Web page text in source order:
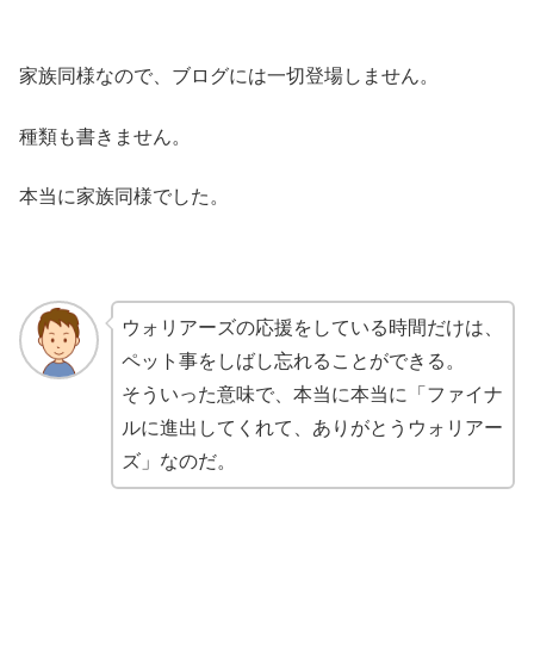
家族同様なので、ブログには一切登場しません。
種類も書きません。
本当に家族同様でした。
ウォリアーズの応援をしている時間だけは、
ペット事をしばし忘れることができる。
そういった意味で、本当に本当に「ファイナ
ルに進出してくれて、ありがとうウォリアー
ズ」なのだ。